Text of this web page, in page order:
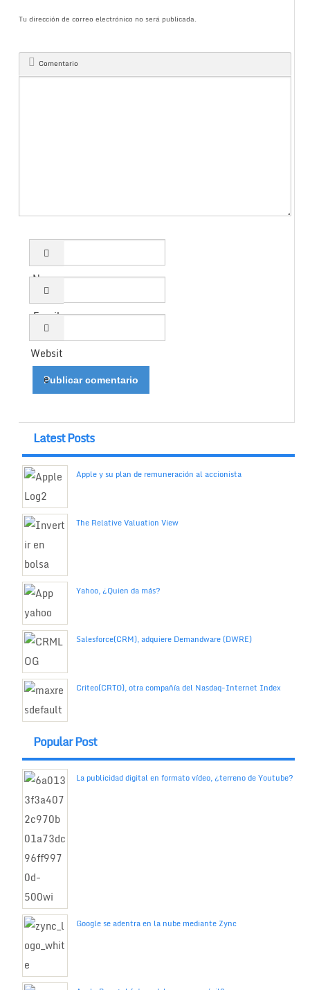
Tu dirección de correo electrónico no será publicada.
Comentario
Name
Email
Websit
e
Latest Posts
Apple y su plan de remuneración al accionista
The Relative Valuation View
Yahoo, ¿Quien da más?
Salesforce(CRM), adquiere Demandware (DWRE)
Criteo(CRTO), otra compañía del Nasdaq-Internet Index
Popular Post
La publicidad digital en formato vídeo, ¿terreno de Youtube?
Google se adentra en la nube mediante Zync